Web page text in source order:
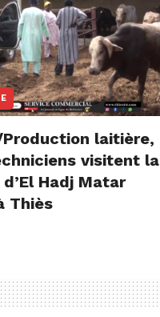
laitière,
visitent la
Hadj Matar
Thiès